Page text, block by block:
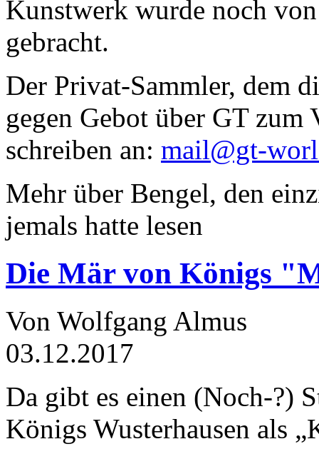
Kunstwerk wurde noch
gebracht.
Der Privat-Sammler, dem
gegen Gebot über GT zum
schreiben an: mail@gt-
Mehr über Bengel, den
jemals hatte lesen
Die Mär von Königs
Von Wolfgang Almus
03.12.2017
Da gibt es einen (Noch-?)
Königs Wusterhausen als